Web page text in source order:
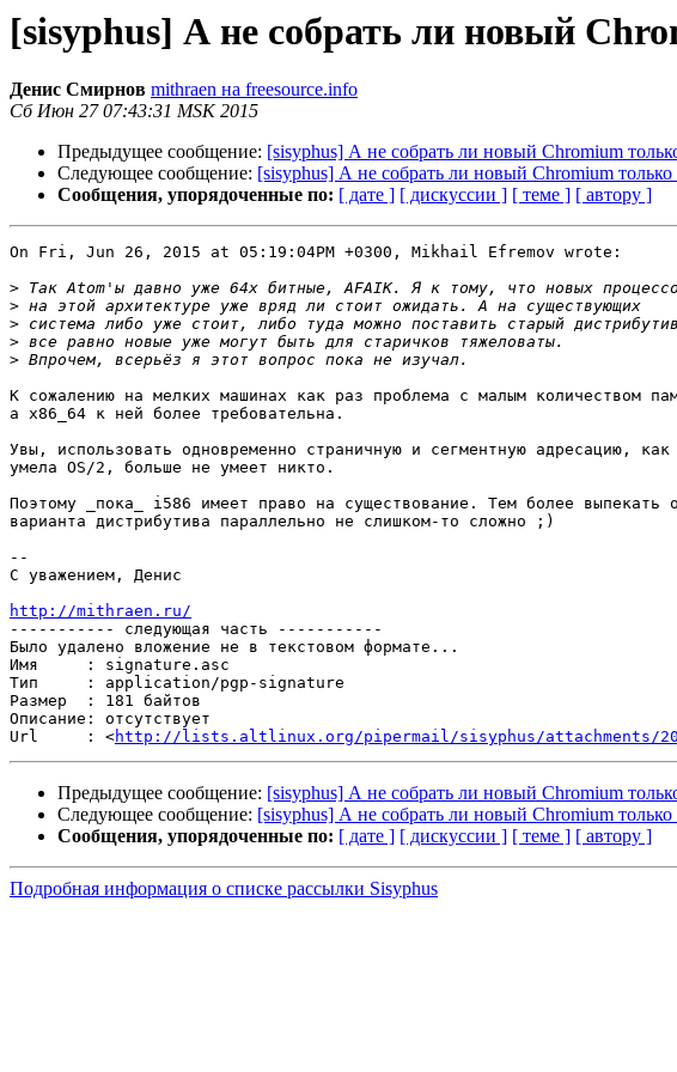
[sisyphus] А не собрать ли новый
Денис Смирнов mithraen на freesource.info
Сб Июн 27 07:43:31 MSK 2015
Предыдущее сообщение: [sisyphus] А не собрать ли новый Chromium
Следующее сообщение: [sisyphus] А не собрать ли новый Chromium
Сообщения, упорядоченные по: [ дате ] [ дискуссии ] [ теме ] [ автору ]
On Fri, Jun 26, 2015 at 05:19:04PM +0300, Mikhail Efremov wrote:
>
>
>
>
>
К сожалению на мелких машинах как раз проблема с малым количеством
а x86_64 к ней более требовательна.
Увы, использовать одновременно страничную и сегментную адресацию, как
умела OS/2, больше не умеет никто.
Поэтому _пока_ i586 имеет право на существование. Тем более выпекать
варианта дистрибутива параллельно не слишком-то сложно ;)
--
С уважением, Денис
http://mithraen.ru/
----------- следующая часть -----------
Было удалено вложение не в текстовом формате...
Имя     : signature.asc
Тип     : application/pgp-signature
Размер  : 181 байтов
Описание: отсутствует
Url     : <http://lists.altlinux.org/pipermail/sisyphus/attachments/
Предыдущее сообщение: [sisyphus] А не собрать ли новый Chromium
Следующее сообщение: [sisyphus] А не собрать ли новый Chromium
Сообщения, упорядоченные по: [ дате ] [ дискуссии ] [ теме ] [ автору ]
Подробная информация о списке рассылки Sisyphus